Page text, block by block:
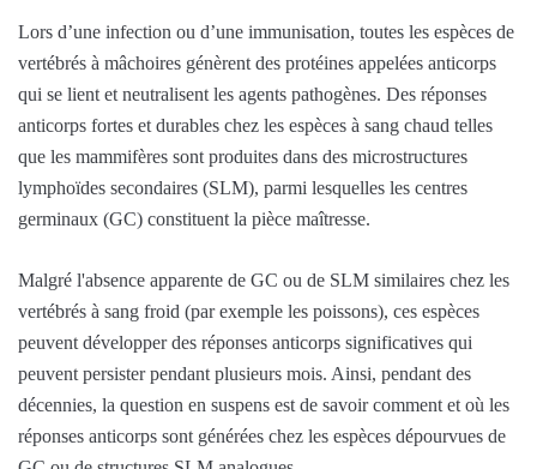
Lors d’une infection ou d’une immunisation, toutes les espèces de
vertébrés à mâchoires génèrent des protéines appelées anticorps
qui se lient et neutralisent les agents pathogènes. Des réponses
anticorps fortes et durables chez les espèces à sang chaud telles
que les mammifères sont produites dans des microstructures
lymphoïdes secondaires (SLM), parmi lesquelles les centres
germinaux (GC) constituent la pièce maîtresse.
Malgré l'absence apparente de GC ou de SLM similaires chez les
vertébrés à sang froid (par exemple les poissons), ces espèces
peuvent développer des réponses anticorps significatives qui
peuvent persister pendant plusieurs mois. Ainsi, pendant des
décennies, la question en suspens est de savoir comment et où les
réponses anticorps sont générées chez les espèces dépourvues de